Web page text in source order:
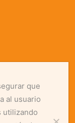
que
al usuario
utilizando